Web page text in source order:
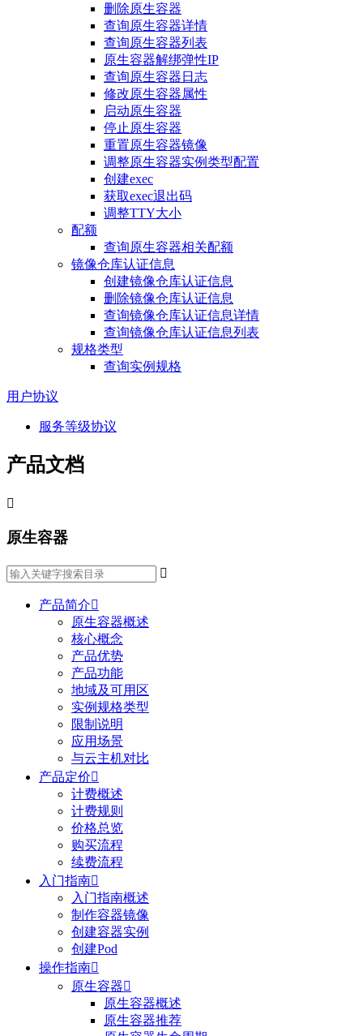
删除原生容器
查询原生容器详情
查询原生容器列表
原生容器解绑弹性IP
查询原生容器日志
修改原生容器属性
启动原生容器
停止原生容器
重置原生容器镜像
调整原生容器实例类型配置
创建exec
获取exec退出码
调整TTY大小
配额
查询原生容器相关配额
镜像仓库认证信息
创建镜像仓库认证信息
删除镜像仓库认证信息
查询镜像仓库认证信息详情
查询镜像仓库认证信息列表
规格类型
查询实例规格
用户协议
服务等级协议
产品文档

原生容器

产品简介
原生容器概述
核心概念
产品优势
产品功能
地域及可用区
实例规格类型
限制说明
应用场景
与云主机对比
产品定价
计费概述
计费规则
价格总览
购买流程
续费流程
入门指南
入门指南概述
制作容器镜像
创建容器实例
创建Pod
操作指南
原生容器
原生容器概述
原生容器推荐